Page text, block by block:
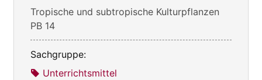
Tropische und subtropische Kulturpflanzen
PB 14
Sachgruppe:
Unterrichtsmittel